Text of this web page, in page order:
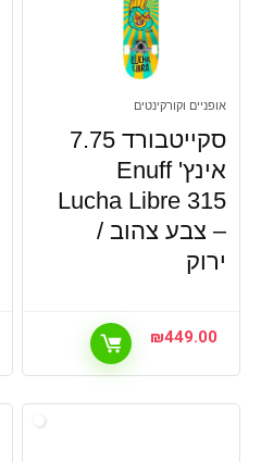
אופניים וקורקינטים
סקייטבורד 7.75
אינץ' Enuff
Lucha Libre 315
– צבע צהוב /
ירוק
₪449.00